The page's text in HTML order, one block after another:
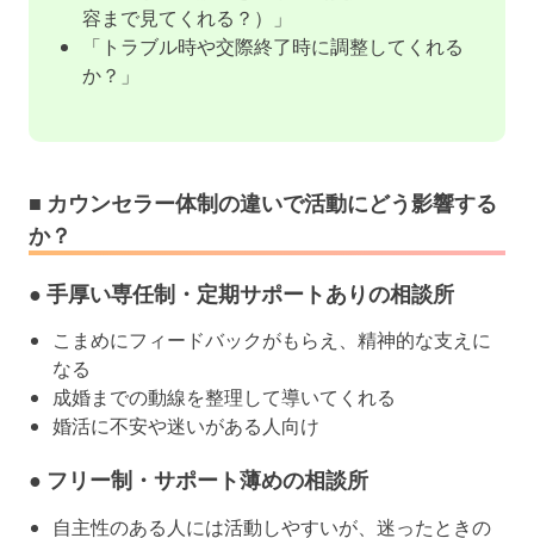
容まで見てくれる？）」
「トラブル時や交際終了時に調整してくれる
か？」
■ カウンセラー体制の違いで活動にどう影響する
か？
● 手厚い専任制・定期サポートありの相談所
こまめにフィードバックがもらえ、精神的な支えに
なる
成婚までの動線を整理して導いてくれる
婚活に不安や迷いがある人向け
● フリー制・サポート薄めの相談所
自主性のある人には活動しやすいが、迷ったときの